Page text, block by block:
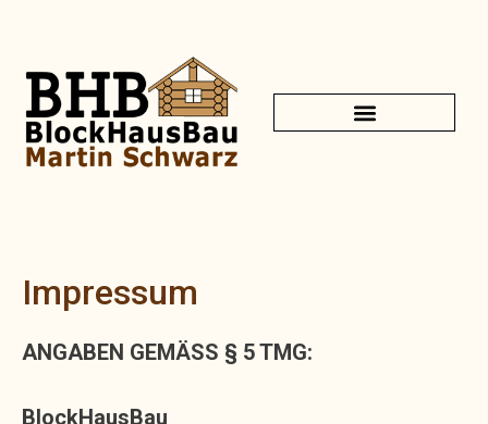
Impressum
ANGABEN GEMÄSS § 5 TMG:
BlockHausBau